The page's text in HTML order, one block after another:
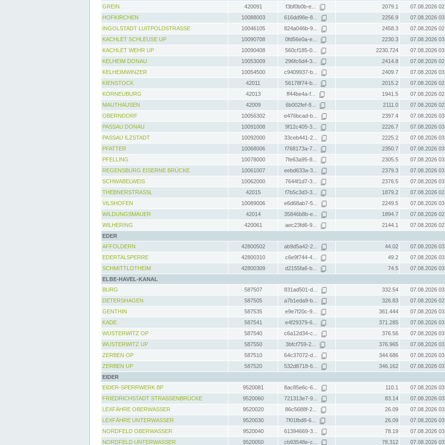
GREIN 420091 f3bf0b0b-e... 2079.1
07.08.2026
HOFKIRCHEN
10088003 616dd98e-8... 2256.9
07.08.2026
INGOLSTADT LUITPOLDSTRASSE
10046105 824a046b-9... 2458.3
07.08.2026
KACHLET SCHLEUSE UP
10090708 0fd56e0a-e... 2230.3
07.08.2026
KACHLET WEHR UP
10090408 560cf185-0... 2230.724
07.08.2026
KELHEIM DONAU
10053009 296fc6d4-3... 2414.8
07.08.2026
KELHEIMWINZER
10054500 c9409937-b... 2409.7
07.08.2026
KIENSTOCK
42011 56178f74-b... 2015.2
07.08.2026
KORNEUBURG
42013 ff44be4a-f... 1941.5
07.08.2026
MAUTHAUSEN
42009 6b002fef-8... 2111.0
07.08.2026
OBERNDORF
10056302 e476bcad-b... 2397.4
07.08.2026
PASSAU DONAU
10091008 9f12c405-3... 2226.7
07.08.2026
PASSAU ILZSTADT
10092000 33ceb441-2... 2225.2
07.08.2026
PFATTER
10068006 f768173a-7... 2350.7
07.08.2026
PFELLING
10078000 7fe63a95-8... 2305.5
07.08.2026
REGENSBURG EISERNE BRÜCKE
10061007 eebd633a-3... 2379.3
07.08.2026
SCHWABELWEIS
10062000 7644f1d7-3... 2376.5
07.08.2026
THEBNERSTRASSL
42015 f7b5c3d3-3... 1879.2
07.08.2026
VILSHOFEN
10089006 e6d68ab7-5... 2249.5
07.08.2026
WILDUNGSMAUER
42014 35846b8b-e... 1894.7
07.08.2026
WILHERING
420061 aec23fd6-9... 2144.1
07.08.2026
EDER
AFFOLDERN
42800502 ab9d5a42-2... 44.02
07.08.2026
EDERTALSPERRE
42800310 c6e9f744-4... 49.2
07.08.2026
SCHMITTLOTHEIM
42800309 d2155fa6-b... 74.5
07.08.2026
ELBE-HAVEL-KANAL
BURG
587507 831ad501-d... 332.54
07.08.2026
DETERSHAGEN
587505 a7b1eda9-b... 326.83
07.08.2026
GENTHIN
587535 e9e7f20c-9... 361.444
07.08.2026
KADE
587541 e4f29379-6... 371.285
07.08.2026
WUSTERWITZ OP
587540 c6a12d34-c... 376.56
07.08.2026
WUSTERWITZ UP
587550 3bfcf759-2... 376.965
07.08.2026
ZERBEN OP
587510 64c37072-d... 344.686
07.08.2026
ZERBEN UP
587520 532d8718-6... 346.162
07.08.2026
EIDER
EIDER-SPERRWERK BP
9520081 8ac85e6c-6... 110.1
07.08.2026
FRIEDRICHSTADT STRASSENBRÜCKE
9520060 721313e7-9... 83.14
07.08.2026
LEXFÄHRE OBERWASSER
9520020 86c5688f-2... 26.09
07.08.2026
LEXFÄHRE UNTERWASSER
9520030 7f01fbd8-6... 26.09
07.08.2026
NORDFELD OBERWASSER
9520040 61394669-3... 78.19
07.08.2026
NORDFELD UNTERWASSER
9520050 cb93548e-c... 78.312 07.08.2026